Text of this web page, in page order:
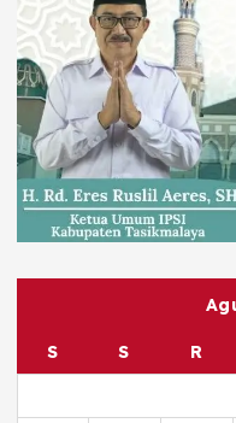
S S R